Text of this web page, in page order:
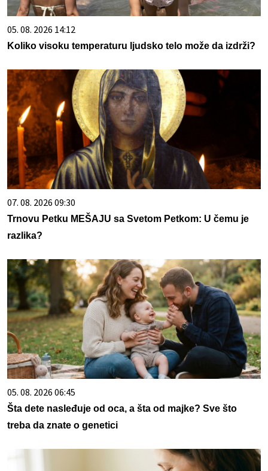
05. 08. 2026 14:12
Koliko visoku temperaturu ljudsko telo može da izdrži?
07. 08. 2026 09:30
Trnovu Petku MEŠAJU sa Svetom Petkom: U čemu je
razlika?
05. 08. 2026 06:45
Šta dete nasleđuje od oca, a šta od majke? Sve što
treba da znate o genetici